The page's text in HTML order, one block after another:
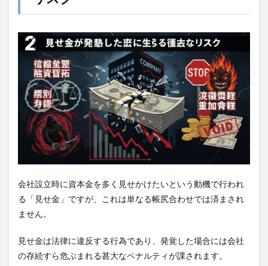
会社設立時に資本金を多く見せかけたいという動機で行われ
る「見せ金」ですが、これは単なる帳尻合わせでは済まされ
ません。
見せ金は法律に違反する行為であり、発覚した場合には会社
の存続すら危ぶまれる甚大なペナルティが課されます。